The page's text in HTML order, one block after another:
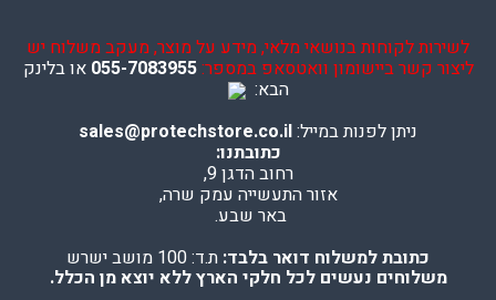
לשירות לקוחות בנושאי מלאי, מידע על מוצר, מעקב משלוח יש
ליצור קשר ביישומון וואטסאפ במספר:055-7083955 או בלינק
הבא:
ניתן לפנות במייל:sales@protechstore.co.il
כתובתנו:
רחוב הדגן 9,
אזור התעשייה עמק שרה,
באר שבע.
כתובת למשלוח דואר בלבד: ת.ד: 100 מושב ישרש
משלוחים נעשים לכל חלקי הארץ ללא יוצא מן הכלל.